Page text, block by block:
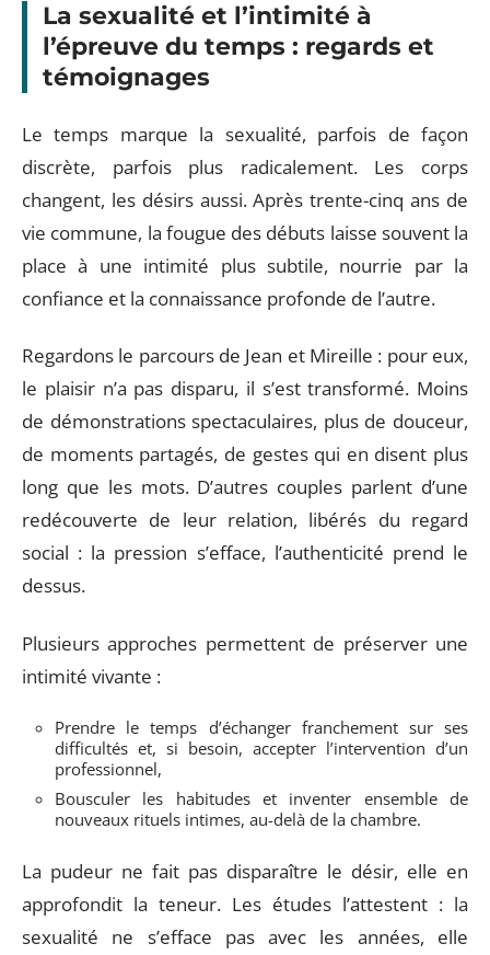
La sexualité et l’intimité à
l’épreuve du temps : regards et
témoignages
Le temps marque la sexualité, parfois de façon
discrète, parfois plus radicalement. Les corps
changent, les désirs aussi. Après trente-cinq ans de
vie commune, la fougue des débuts laisse souvent la
place à une intimité plus subtile, nourrie par la
confiance et la connaissance profonde de l’autre.
Regardons le parcours de Jean et Mireille : pour eux,
le plaisir n’a pas disparu, il s’est transformé. Moins
de démonstrations spectaculaires, plus de douceur,
de moments partagés, de gestes qui en disent plus
long que les mots. D’autres couples parlent d’une
redécouverte de leur relation, libérés du regard
social : la pression s’efface, l’authenticité prend le
dessus.
Plusieurs approches permettent de préserver une
intimité vivante :
Prendre le temps d’échanger franchement sur ses
difficultés et, si besoin, accepter l’intervention d’un
professionnel,
Bousculer les habitudes et inventer ensemble de
nouveaux rituels intimes, au-delà de la chambre.
La pudeur ne fait pas disparaître le désir, elle en
approfondit la teneur. Les études l’attestent : la
sexualité ne s’efface pas avec les années, elle